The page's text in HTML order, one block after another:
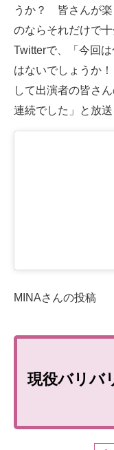
うか？ 皆さんが
のならそれだけで
Twitterで、「今回
はないでしょうか
して出演者の皆さ
連続でした」と放
MINAさんの投稿
現役バリバ